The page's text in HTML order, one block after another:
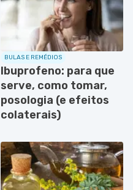
BULAS E REMÉDIOS
Ibuprofeno: para que
serve, como tomar,
posologia (e efeitos
colaterais)